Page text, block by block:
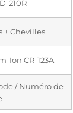
210R
+ Chevilles
Ion CR-123A
/ Numéro de